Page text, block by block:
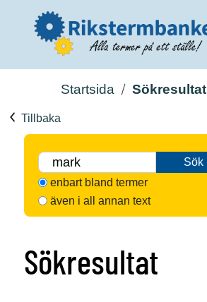
Startsida Sökresultat
Tillbaka
Sök
enbart bland termer
även i all annan text
Sökresultat